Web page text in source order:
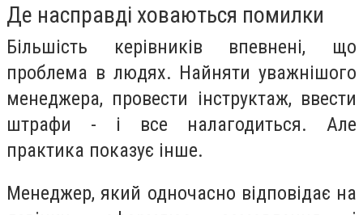
Де насправді ховаються помилки
Більшість керівників впевнені, що
проблема в людях. Найняти уважнішого
менеджера, провести інструктаж, ввести
штрафи - і все налагодиться. Але
практика показує інше.
Менеджер, який одночасно відповідає на